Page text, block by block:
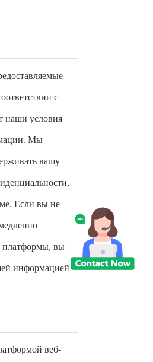
с
наши условия
Мы
вашу
Если вы не
платформы, вы
информацией в
веб-